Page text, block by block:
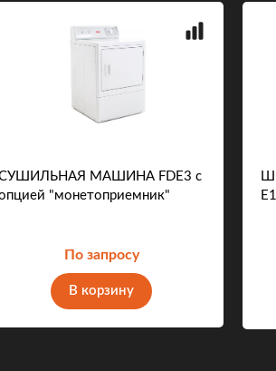
МАШИНА FDE3 с
"монетоприемник"
По запросу
В корзину